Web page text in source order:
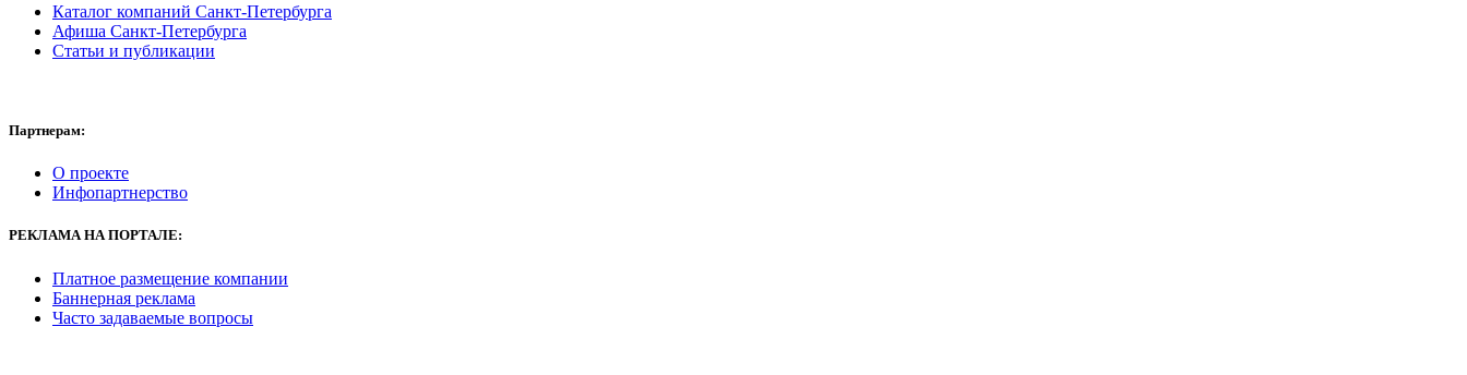
Каталог компаний Санкт-Петербурга
Афиша Санкт-Петербурга
Статьи и публикации
Партнерам:
О проекте
Инфопартнерство
РЕКЛАМАНА ПОРТАЛЕ:
Платное размещение компании
Баннерная реклама
Часто задаваемые вопросы